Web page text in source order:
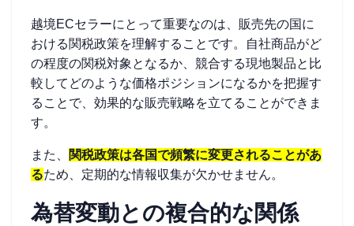
越境ECセラーにとって重要なのは、販売先の国に
おける関税政策を理解することです。自社商品がど
の程度の関税対象となるか、競合する現地製品と比
較してどのような価格ポジションになるかを把握す
ることで、効果的な販売戦略を立てることができま
す。
また、
関税政策は各国で頻繁に変更されることがあ
るため、定期的な情報収集が欠かせません。
為替変動との複合的な関係